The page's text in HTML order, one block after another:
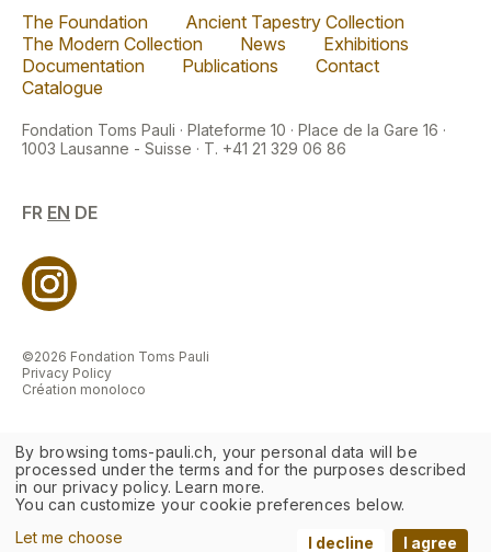
The Foundation
Ancient Tapestry Collection
The Modern Collection
News
Exhibitions
Documentation
Publications
Contact
Catalogue
Fondation Toms Pauli · Plateforme 10 · Place de la Gare 16 ·
1003 Lausanne - Suisse · T. +41 21 329 06 86
FR EN DE
©2026 Fondation Toms Pauli
Privacy Policy
Création monoloco
By browsing toms-pauli.ch, your personal data will be
processed under the terms and for the purposes described
in our privacy policy. Learn more.
You can customize your cookie preferences below.
Let me choose
I decline I agree